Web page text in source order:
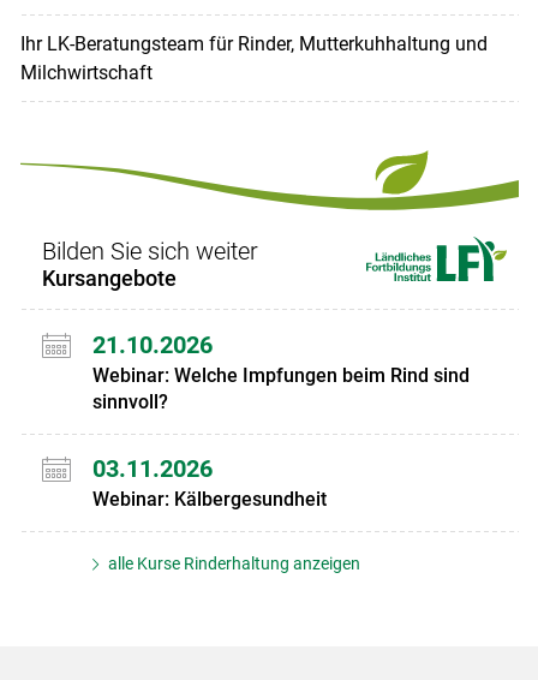
Ihr LK-Beratungsteam für Rinder, Mutterkuhhaltung und
Milchwirtschaft
Bilden Sie sich weiter
Kursangebote
21.10.2026
Webinar: Welche Impfungen beim Rind sind
sinnvoll?
03.11.2026
Webinar: Kälbergesundheit
alle Kurse Rinderhaltung anzeigen